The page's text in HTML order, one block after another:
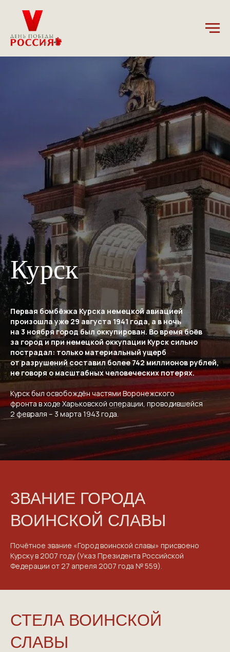
Курск
Первая бомбёжка Курска немецкой авиацией
произошла уже 29 августа 1941 года, а в ночь
на 3 ноября город был оккупирован. Во время боёв
за город и при немецкой оккупации Курск сильно
пострадал: только материальный ущерб
от разрушений составил более 742 миллионов рублей,
не говоря о масштабных человеческих потерях.
Курск был освобождён частями Воронежского
фронта в ходе Харьковской операции, проводившейся
2 февраля – 3 марта 1943 года.
ЗВАНИЕ ГОРОДА
ВОИНСКОЙ СЛАВЫ
Почётное звание «Город воинской славы» присвоено
Курску в 2007 году (Указ Президента Российской
Федерации от 27 апреля 2007 года № 559).
СТЕЛА ВОИНСКОЙ
СЛАВЫ